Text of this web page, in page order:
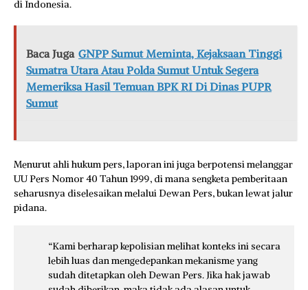
di Indonesia.
Baca Juga GNPP Sumut Meminta, Kejaksaan Tinggi
Sumatra Utara Atau Polda Sumut Untuk Segera
Memeriksa Hasil Temuan BPK RI Di Dinas PUPR
Sumut
Menurut ahli hukum pers, laporan ini juga berpotensi melanggar
UU Pers Nomor 40 Tahun 1999, di mana sengketa pemberitaan
seharusnya diselesaikan melalui Dewan Pers, bukan lewat jalur
pidana.
“Kami berharap kepolisian melihat konteks ini secara
lebih luas dan mengedepankan mekanisme yang
sudah ditetapkan oleh Dewan Pers. Jika hak jawab